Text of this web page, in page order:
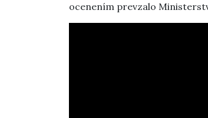
ocenením prevzalo